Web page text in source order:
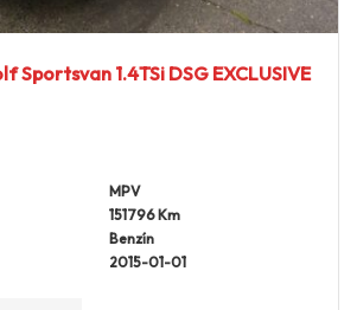
Sportsvan 1.4TSi DSG EXCLUSIVE
MPV
151796 Km
Benzín
2015-01-01